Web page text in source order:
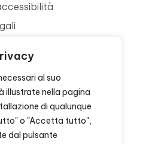
al suo
illustrate nella pagina
di qualunque
o "Accetta tutto",
dal pulsante